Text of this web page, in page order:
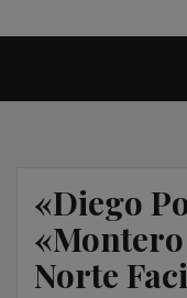
«Diego
Norte